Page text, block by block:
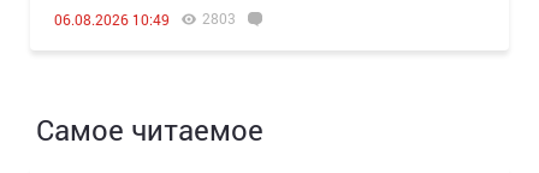
06.08.2026 10:49 2803
Самое читаемое